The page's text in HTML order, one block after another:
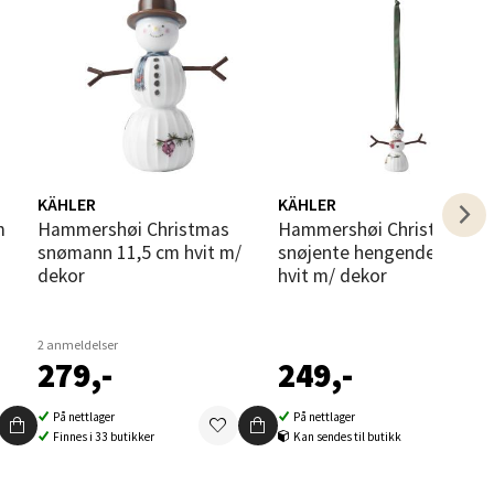
KÄHLER
Hammershøi Christmas
snømann 11,5 cm hvit m/
dekor
2 anmeldelser
279,-
På nettlager
Finnes i 33 butikker
KÄHLER
Hammershøi Christmas
snøjente hengende 6,5 cm
hvit m/ dekor
249,-
På nettlager
Kan sendes til butikk